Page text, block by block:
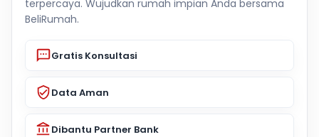
terpercaya. Wujudkan rumah impian Anda bersama
BeliRumah.
Gratis Konsultasi
Data Aman
Dibantu Partner Bank